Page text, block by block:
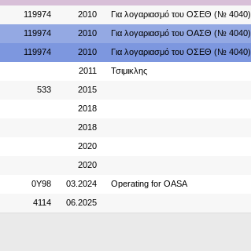
119974 2010 Για λογαριασμό του ΟΣΕΘ (№ 4040)
119974 2010 Για λογαριασμό του ΟΑΣΘ (№ 4040)
119974 2010 Για λογαριασμό του ΟΣΕΘ (№ 4040)
2011 Τσιμικλης
533 2015
2018
2018
2020
2020
0Y98 03.2024 Operating for OASA
4114 06.2025